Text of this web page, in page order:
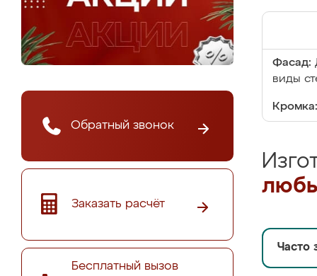
Обратный звонок
Заказать расчёт
Бесплатный вызов
Фасад:
виды
Кромка:
Часто